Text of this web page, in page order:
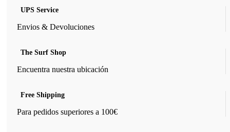
UPS Service
Envios & Devoluciones
The Surf Shop
Encuentra nuestra ubicación
Free Shipping
Para pedidos superiores a 100€